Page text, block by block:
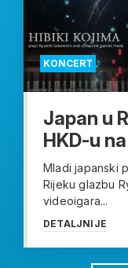
KONCERT
Japan u
HKD-u
Mladi japanski
Rijeku glazbu
videoigara...
DETALJNIJE